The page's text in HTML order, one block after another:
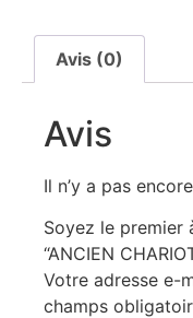
Avis (0)
Avis
Il n’y a pas
Soyez le premier
“ANCIEN
Votre adresse e-
champs